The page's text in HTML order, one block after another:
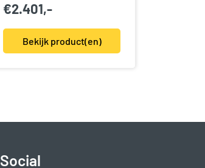
€2.401,-
Bekijk product(en)
Social